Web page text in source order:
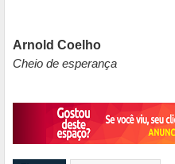
Arnold Coelho
Cheio de esperança